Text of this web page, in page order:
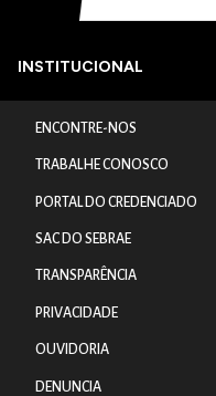
INSTITUCIONAL
ENCONTRE-NOS
TRABALHE CONOSCO
PORTAL DO CREDENCIADO
SAC DO SEBRAE
TRANSPARÊNCIA
PRIVACIDADE
OUVIDORIA
DENUNCIA